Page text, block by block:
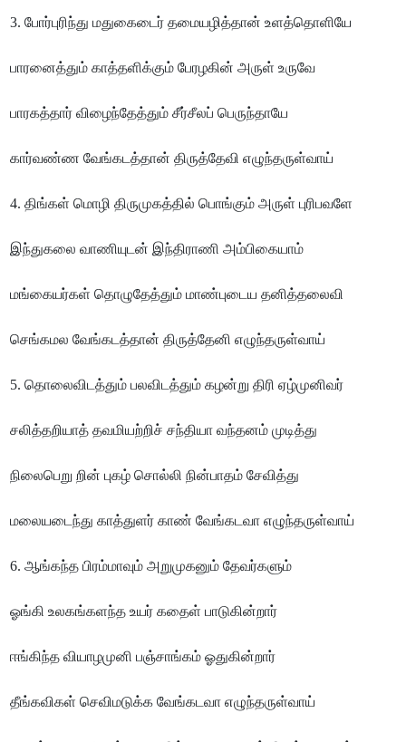
3. போர்புரிந்து மதுகைடைர் தமையழித்தான் உளத்தொளியே
பாரனைத்தும் காத்தளிக்கும் பேரழகின் அருள் உருவே
பாரகத்தார் விழைந்தேத்தும் சீர்சீலப் பெருந்தாயே
கார்வண்ண வேங்கடத்தான் திருத்தேவி எழுந்தருள்வாய்
4. திங்கள் மொழி திருமுகத்தில் பொங்கும் அருள் புரிபவளே
இந்துகலை வாணியுடன் இந்திராணி அம்பிகையாம்
மங்கையர்கள் தொழுதேத்தும் மாண்புடைய தனித்தலைவி
செங்கமல வேங்கடத்தான் திருத்தேனி எழுந்தருள்வாய்
5. தொலைவிடத்தும் பலவிடத்தும் கழன்று திரி ஏழ்முனிவர்
சலித்தறியாத் தவமியற்றிச் சந்தியா வந்தனம் முடித்து
நிலைபெறு றின் புகழ் சொல்லி நின்பாதம் சேவித்து
மலையடைந்து காத்துளர் காண் வேங்கடவா எழுந்தருள்வாய்
6. ஆங்கந்த பிரம்மாவும் அறுமுகனும் தேவர்களும்
ஓங்கி உலகங்களந்த உயர் கதைள் பாடுகின்றார்
ஈங்கிந்த வியாழமுனி பஞ்சாங்கம் ஓதுகின்றார்
தீங்கவிகள் செவிமடுக்க வேங்கடவா எழுந்தருள்வாய்